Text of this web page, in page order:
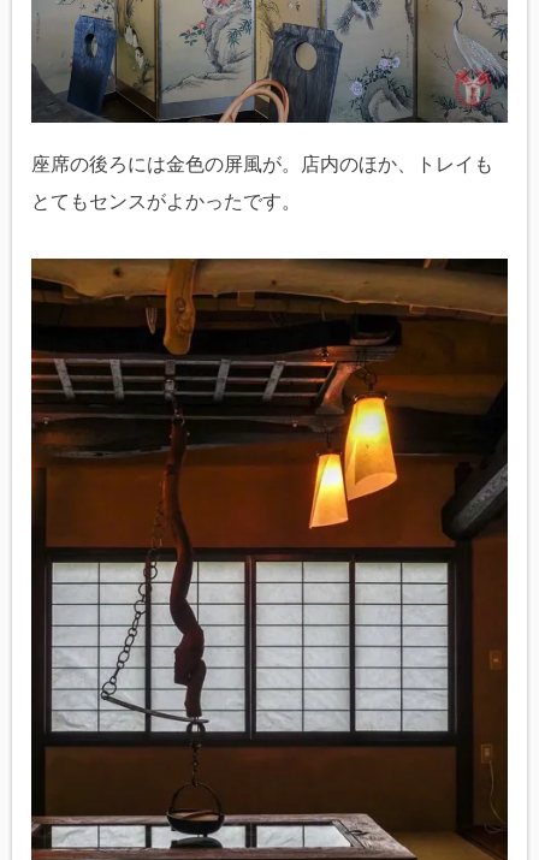
座席の後ろには金色の屏風が。店内のほか、トレイも
とてもセンスがよかったです。